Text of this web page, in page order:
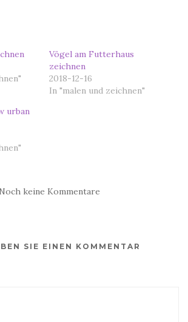
Vögel am Futterhaus
zeichnen
2018-12-16
In "malen und zeichnen"
urban
Noch keine Kommentare
SIE EINEN KOMMENTAR